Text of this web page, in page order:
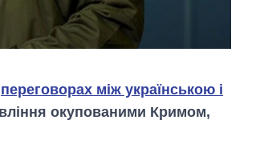
переговорах між українською і
окупованими Кримом,